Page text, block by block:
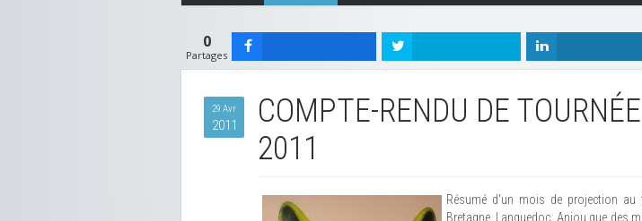
0
Partages
29 Avr
2011
COMPTE-RENDU DE
2011
Résumé d'un mois de projection au
Bretagne, Languedoc, Anjou que des